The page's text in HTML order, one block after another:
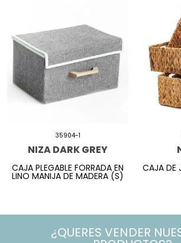
35904-1
NIZA DARK GREY
CAJA PLEGABLE FORRADA EN
LINO MANIJA DE MADERA (S)
CAJA DE
¿QUERES VENDER